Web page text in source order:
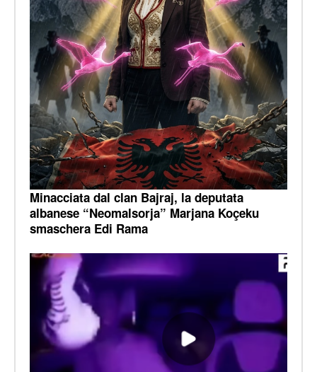
Minacciata dal clan Bajraj, la deputata
albanese “Neomalsorja” Marjana Koçeku
smaschera Edi Rama